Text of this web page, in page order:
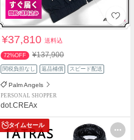
¥37,810送料込
72%OFF ¥137,900
関税負担なし 返品補償 スピード配送
Palm Angels
PERSONAL SHOPPER
dot.CREAx
タイムセール